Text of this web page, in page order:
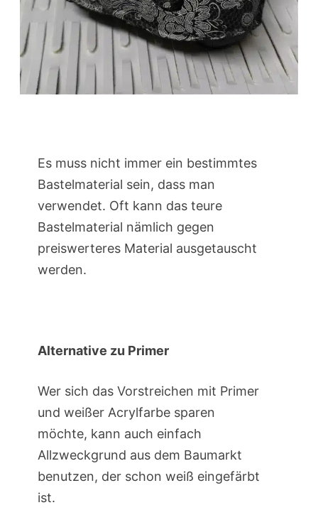
Es muss nicht immer ein bestimmtes
Bastelmaterial sein, dass man
verwendet. Oft kann das teure
Bastelmaterial nämlich gegen
preiswerteres Material ausgetauscht
werden.
Alternative zu Primer
Wer sich das Vorstreichen mit Primer
und weißer Acrylfarbe sparen
möchte, kann auch einfach
Allzweckgrund aus dem Baumarkt
benutzen, der schon weiß eingefärbt
ist.